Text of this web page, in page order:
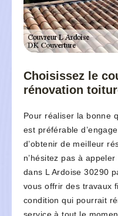
Choisissez le
rénovation
Pour réaliser la bonne
est préférable
d’obtenir de meilleur
n’hésitez pas à
dans L Ardoise 30290
vous offrir des travaux
condition qui pourrait